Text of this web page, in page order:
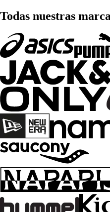
Todas nuestras